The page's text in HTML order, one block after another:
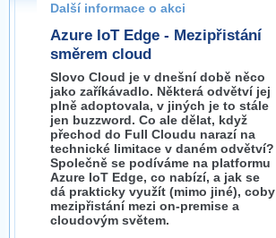
brno@wug.cz
Další informace o akci
Azure IoT Edge - Mezipřistání
směrem cloud
Slovo Cloud je v dnešní době něco
jako zaříkávadlo. Některá odvětví jej
plně adoptovala, v jiných je to stále
jen buzzword. Co ale dělat, když
přechod do Full Cloudu narazí na
technické limitace v daném odvětví?
Společně se podíváme na platformu
Azure IoT Edge, co nabízí, a jak se
dá prakticky využít (mimo jiné), coby
mezipřistání mezi on-premise a
cloudovým světem.